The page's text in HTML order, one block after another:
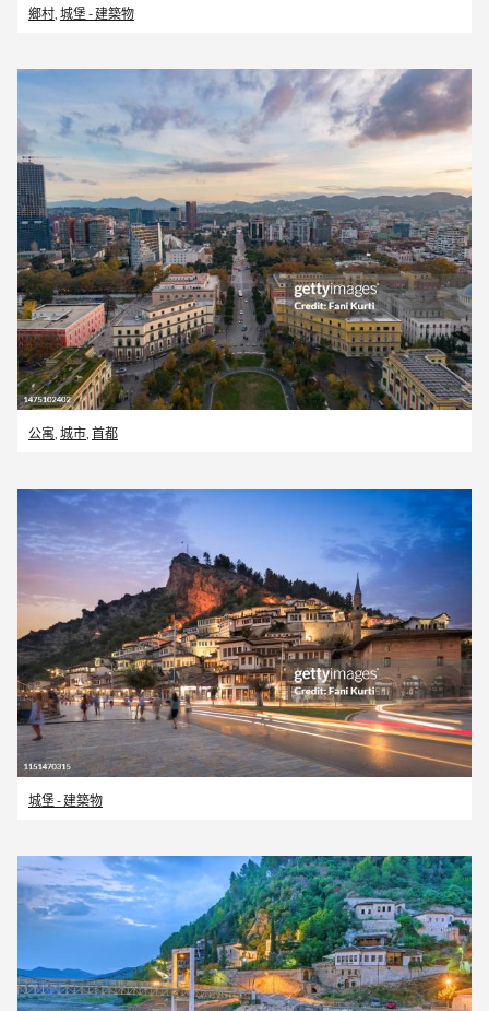
鄉村, 城堡 - 建築物
公寓, 城市, 首都
城堡 - 建築物